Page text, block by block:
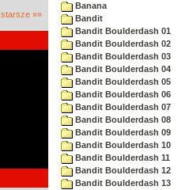
starsze »»
Banana
Bandit
Bandit Boulderdash 01
Bandit Boulderdash 02
Bandit Boulderdash 03
Bandit Boulderdash 04
Bandit Boulderdash 05
Bandit Boulderdash 06
Bandit Boulderdash 07
Bandit Boulderdash 08
Bandit Boulderdash 09
Bandit Boulderdash 10
Bandit Boulderdash 11
Bandit Boulderdash 12
Bandit Boulderdash 13